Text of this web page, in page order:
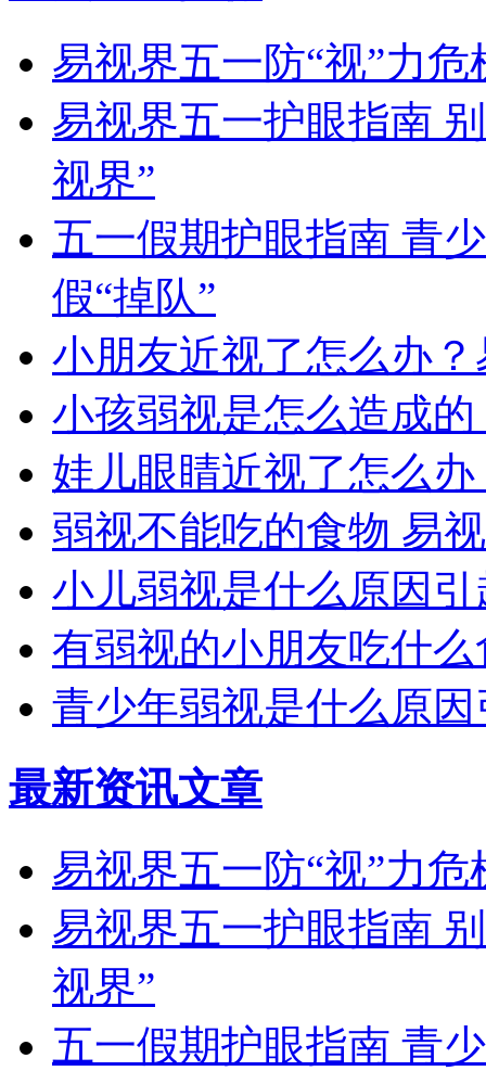
易视界五一防“视”力
易视界五一护眼指南
视界”
五一假期护眼指南 青
假“掉队”
小朋友近视了怎么办
小孩弱视是怎么造成
娃儿眼睛近视了怎么
弱视不能吃的食物 易
小儿弱视是什么原因
有弱视的小朋友吃什
青少年弱视是什么原
最新资讯文章
易视界五一防“视”力
易视界五一护眼指南
视界”
五一假期护眼指南 青